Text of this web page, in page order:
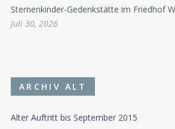
Sternenkinder-Gedenkstätte im Friedhof
Juli 30, 2026
ARCHIV ALT
Alter Auftritt bis September 2015